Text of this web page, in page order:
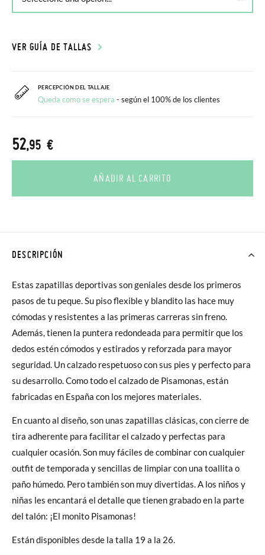
VER GUÍA DE TALLAS
PERCEPCIÓN DEL TALLAJE
Queda como se espera - según el 100% de los clientes
52,95 €
AÑADIR AL CARRITO
DESCRIPCIÓN
Estas zapatillas deportivas son geniales desde los primeros
pasos de tu peque. Su piso flexible y blandito las hace muy
cómodas y resistentes a las primeras carreras sin freno.
Además, tienen la puntera redondeada para permitir que los
dedos estén cómodos y estirados y reforzada para mayor
seguridad. Un calzado respetuoso con sus pies y perfecto para
su desarrollo. Como todo el calzado de Pisamonas, están
fabricadas en España con los mejores materiales.
En cuanto al diseño, son unas zapatillas clásicas, con cierre de
tira adherente para facilitar el calzado y perfectas para
cualquier ocasión. Son muy fáciles de combinar con cualquier
outfit de temporada y sencillas de limpiar con una toallita o
paño húmedo. Pero también son muy divertidas. A los niños y
niñas les encantará el detalle que tienen grabado en la parte
del talón: ¡El monito Pisamonas!
Están disponibles desde la talla 19 a la 26.